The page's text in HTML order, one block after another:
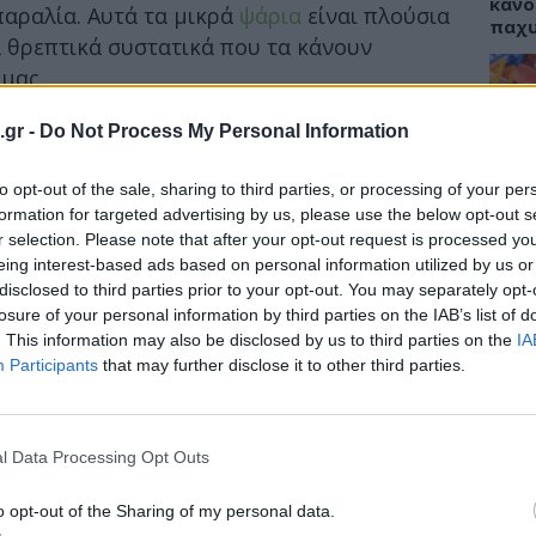
- Do Not Process My Personal Information
opt-out of the sale, sharing to third parties, or processing of your
for targeted advertising by us, please use the below opt-out
selection. Please note that after your opt-out request is processed
interest-based ads based on personal information utilized by us
to third parties prior to your opt-out. You may separately
of your personal information by third parties on the IAB’s list of
This information may also be disclosed by us to third parties on the
Participants that may further disclose it to other third parties.
Data Processing Opt Outs
opt-out of the Sharing of my personal data.
Αυτά τα μικρά ψάρια είναι πλούσια
συστατικά που τα κάνουν
της καρδιάς, του εγκεφάλου και των
προσεκτικοί με την κατανάλωσή
RD, LD, εξηγεί τα διατροφικά οφέλη και τα
αυτού του μικροσκοπικού ψαριού.
ΙΣΑ: